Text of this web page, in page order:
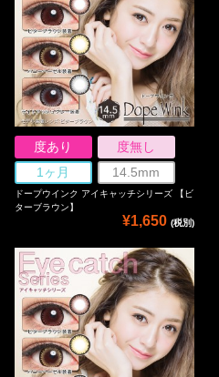
度あり
度無し
1ヶ月
14.5mm
ドープウインク アイキャッチシリーズ 【ビ
ターブラウン】
¥1,650 (税別)